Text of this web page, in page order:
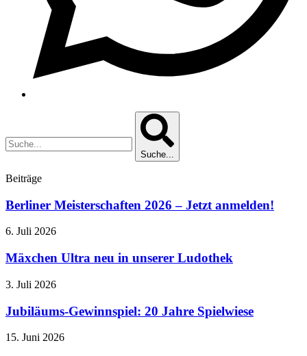
Suche...
Beiträge
Berliner Meisterschaften 2026 – Jetzt anmelden!
6. Juli 2026
Mäxchen Ultra neu in unserer Ludothek
3. Juli 2026
Jubiläums-Gewinnspiel: 20 Jahre Spielwiese
15. Juni 2026